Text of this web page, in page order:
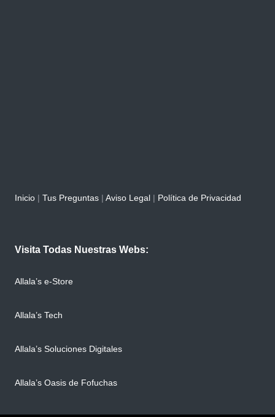
Inicio Tus Preguntas Aviso Legal Política de Privacidad
Visita Todas Nuestras Webs:
Allala’s e-Store
Allala’s Tech
Allala’s Soluciones Digitales
Allala’s Oasis de Fofuchas